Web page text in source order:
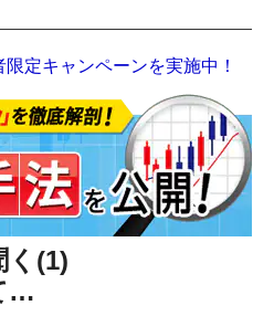
定キャンペーンを実施中！
く(1)
…